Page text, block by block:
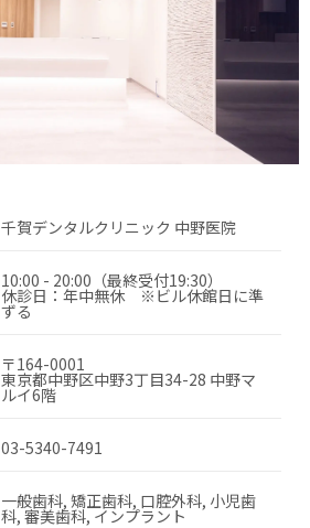
千賀デンタルクリニック 中野医院
10:00 - 20:00（最終受付19:30）
休診日：年中無休 ※ビル休館日に準
ずる
〒164-0001
東京都中野区中野3丁目34-28 中野マ
ルイ6階
03-5340-7491
一般歯科, 矯正歯科, 口腔外科, 小児歯
科, 審美歯科, インプラント